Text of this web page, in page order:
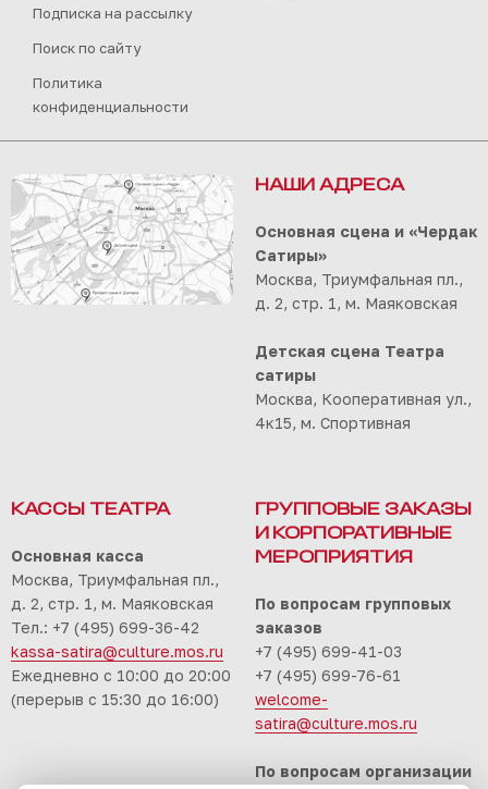
Подписка на рассылку
Поиск по сайту
Политика
конфиденциальности
НАШИ АДРЕСА
Основная сцена и «Чердак
Сатиры»
Москва, Триумфальная пл.,
д. 2, стр. 1, м. Маяковская
Детская сцена Театра
сатиры
Москва, Кооперативная ул.,
4к15, м. Спортивная
КАССЫ ТЕАТРА
Основная касса
Москва, Триумфальная пл.,
д. 2, стр. 1, м. Маяковская
Тел.: +7 (495) 699-36-42
kassa-satira@culture.mos.ru
Ежедневно с 10:00 до 20:00
(перерыв с 15:30 до 16:00)
ГРУППОВЫЕ ЗАКАЗЫ
И КОРПОРАТИВНЫЕ
МЕРОПРИЯТИЯ
По вопросам групповых
заказов
+7 (495) 699-41-03
+7 (495) 699-76-61
welcome-
satira@culture.mos.ru
По вопросам организации